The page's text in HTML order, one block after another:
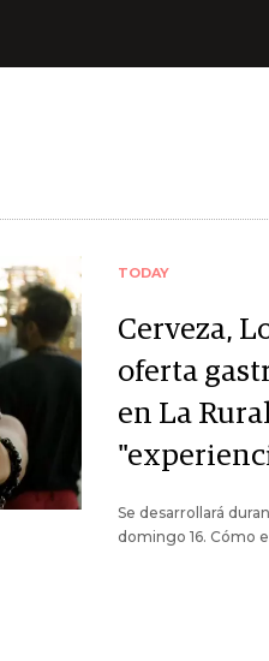
TODAY
Cerveza,
oferta
en La
Se desarrollará
domingo 16. Cómo